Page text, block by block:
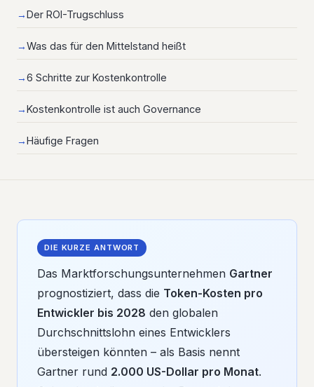
Der ROI-Trugschluss
Was das für den Mittelstand heißt
6 Schritte zur Kostenkontrolle
Kostenkontrolle ist auch Governance
Häufige Fragen
DIE KURZE ANTWORT
Das Marktforschungsunternehmen Gartner
prognostiziert, dass die Token-Kosten pro
Entwickler bis 2028 den globalen
Durchschnittslohn eines Entwicklers
übersteigen könnten – als Basis nennt
Gartner rund 2.000 US-Dollar pro Monat.